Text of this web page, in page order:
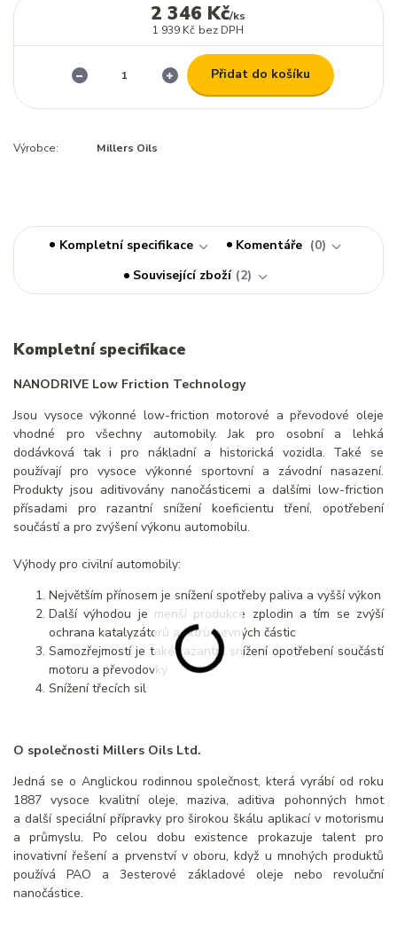
2 346 Kč/ks
1 939 Kč bez DPH
Přidat do košíku
Výrobce: Millers Oils
Kompletní specifikace Komentáře
0
Související zboží 2
Kompletní specifikace
NANODRIVE Low Friction Technology
Jsou vysoce výkonné low-friction motorové a převodové oleje
vhodné pro všechny automobily. Jak pro osobní a lehká
dodávková tak i pro nákladní a historická vozidla. Také se
používají pro vysoce výkonné sportovní a závodní nasazení.
Produkty jsou aditivovány nanočásticemi a dalšími low-friction
přísadami pro razantní snížení koeficientu tření, opotřebení
součástí a pro zvýšení výkonu automobilu.
Výhody pro civilní automobily:
Největším přínosem je snížení spotřeby paliva a vyšší výkon
Další výhodou je menší produkce zplodin a tím se zvýší
ochrana katalyzátorů a filtrů pevných částic
Samozřejmostí je také razantní snížení opotřebení součástí
motoru a převodovky
Snížení třecích sil
O společnosti Millers Oils Ltd.
Jedná se o Anglickou rodinnou společnost, která vyrábí od roku
1887 vysoce kvalitní oleje, maziva, aditiva pohonných hmot
a další speciální přípravky pro širokou škálu aplikací v motorismu
a průmyslu. Po celou dobu existence prokazuje talent pro
inovativní řešení a prvenství v oboru, když u mnohých produktů
používá PAO a 3esterové základové oleje nebo revoluční
nanočástice.